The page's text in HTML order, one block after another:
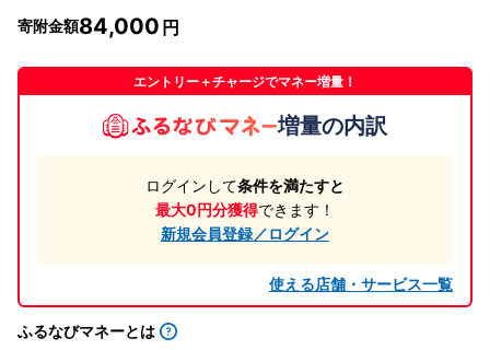
寄附金額84,000
エントリー＋チャージでマネー増量！
増量の内訳
ログインして条件を満たすと
最大0円分獲得できます！
新規会員登録／ログイン
使える店舗・サービス一覧
ふるなびマネーとは